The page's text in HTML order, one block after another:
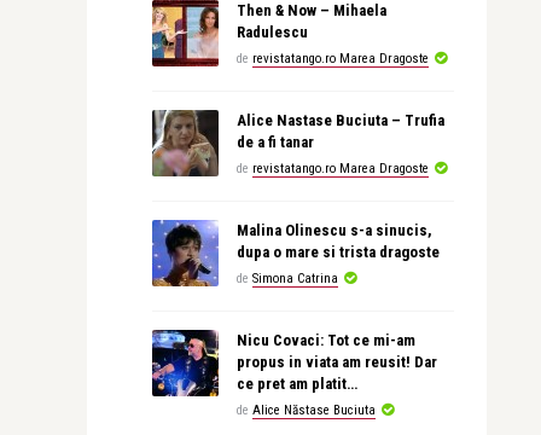
Then & Now – Mihaela
Radulescu
de revistatango.ro Marea Dragoste
Alice Nastase Buciuta – Trufia
de a fi tanar
de revistatango.ro Marea Dragoste
Malina Olinescu s-a sinucis,
dupa o mare si trista dragoste
de Simona Catrina
Nicu Covaci: Tot ce mi-am
propus in viata am reusit! Dar
ce pret am platit…
de Alice Năstase Buciuta